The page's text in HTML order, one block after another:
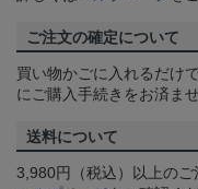
ご注文の確定について
買い物かごに入れるだけ
にご購入手続きをお済ま
送料について
3,980円（税込）以上の